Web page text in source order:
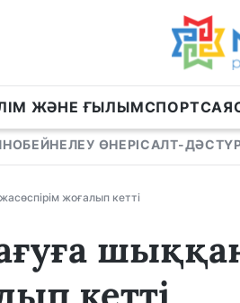
ЖӘНЕ ҒЫЛЫМСПОРТ
БЕЙНЕЛЕУ ӨНЕРІСАЛТ-
жоғалып кетті